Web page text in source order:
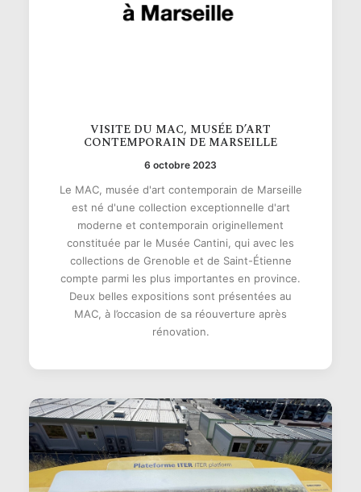
VISITE DU MAC, MUSÉE D’ART
CONTEMPORAIN DE MARSEILLE
6 octobre 2023
Le MAC, musée d'art contemporain de Marseille
est né d'une collection exceptionnelle d'art
moderne et contemporain originellement
constituée par le Musée Cantini, qui avec les
collections de Grenoble et de Saint-Étienne
compte parmi les plus importantes en province.
Deux belles expositions sont présentées au
MAC, à l’occasion de sa réouverture après
rénovation.